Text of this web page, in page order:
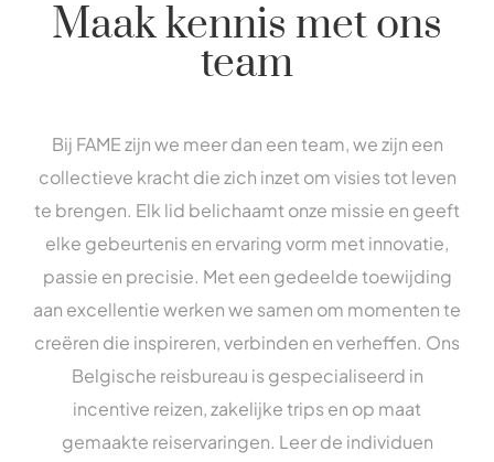
Maak kennis met ons
team
Bij FAME zijn we meer dan een team, we zijn een
collectieve kracht die zich inzet om visies tot leven
te brengen. Elk lid belichaamt onze missie en geeft
elke gebeurtenis en ervaring vorm met innovatie,
passie en precisie. Met een gedeelde toewijding
aan excellentie werken we samen om momenten te
creëren die inspireren, verbinden en verheffen. Ons
Belgische reisbureau is gespecialiseerd in
incentive reizen, zakelijke trips en op maat
gemaakte reiservaringen. Leer de individuen